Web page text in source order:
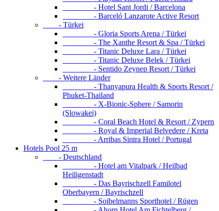
- Hotel Sant Jordi / Barcelona
- Barceló Lanzarote Active Resort
- Türkei
- Gloria Sports Arena / Türkei
- The Xanthe Resort & Spa / Türkei
- Titanic Deluxe Lara / Türkei
- Titanic Deluxe Belek / Türkei
- Sentido Zeynep Resort / Türkei
- Weitere Länder
- Thanyapura Health & Sports Resort /
Phuket-Thailand
- X-Bionic-Sphere / Samorin
(Slowakei)
- Coral Beach Hotel & Resort / Zypern
- Royal & Imperial Belvedere / Kreta
- Arribas Sintra Hotel / Portugal
Hotels Pool 25 m
- Deutschland
- Hotel am Vitalpark / Heilbad
Heiligenstadt
- Das Bayrischzell Familotel
Oberbayern / Bayrischzell
- Soibelmanns Sporthotel / Rügen